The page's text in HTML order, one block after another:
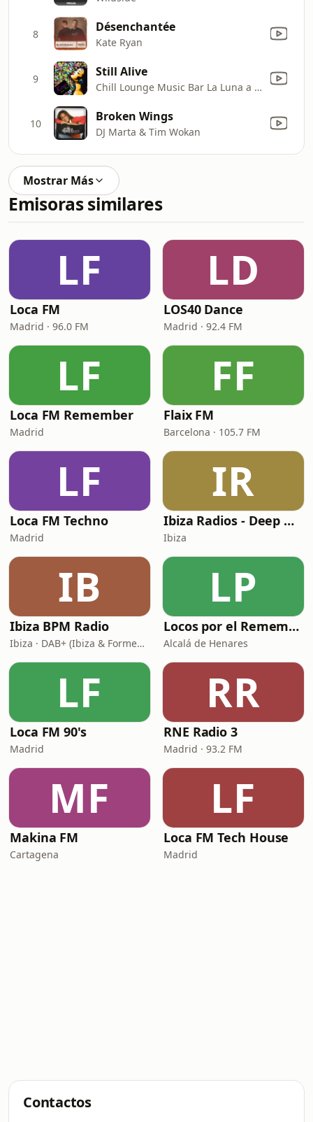
8 Désenchantée
Kate Ryan
9 Still Alive
Chill Lounge Music Bar La Luna a Ibiza
10 Broken Wings
DJ Marta & Tim Wokan
Mostrar Más
Emisoras similares
LF
Loca FM
Madrid · 96.0 FM
LD
LOS40 Dance
Madrid · 92.4 FM
LF
Loca FM Remember
Madrid
FF
Flaix FM
Barcelona · 105.7 FM
LF
Loca FM Techno
Madrid
IR
Ibiza Radios - Deep House
Ibiza
IB
Ibiza BPM Radio
Ibiza · DAB+ (Ibiza & Formentera, Madrid, Barcelona)
LP
Locos por el Remember Dance
Alcalá de Henares
LF
Loca FM 90's
Madrid
RR
RNE Radio 3
Madrid · 93.2 FM
MF
Makina FM
Cartagena
LF
Loca FM Tech House
Madrid
Contactos